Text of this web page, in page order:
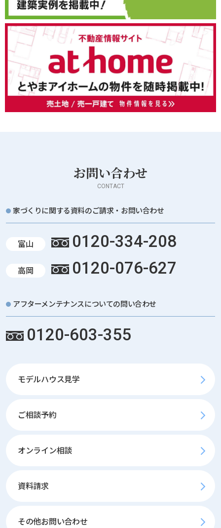
お問い合わせ
CONTACT
家づくりに関する資料のご請求・お問い合わせ
富山 0120-334-208
高岡 0120-076-627
アフターメンテナンスについての問い合わせ
0120-603-355
モデルハウス見学
ご相談予約
オンライン相談
資料請求
その他お問い合わせ